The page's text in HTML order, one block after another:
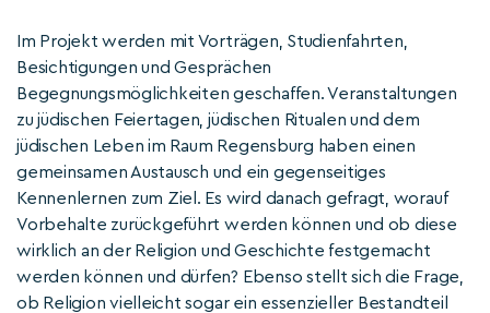
Im Projekt werden mit Vorträgen, Studienfahrten,
Besichtigungen und Gesprächen
Begegnungsmöglichkeiten geschaffen. Veranstaltungen
zu jüdischen Feiertagen, jüdischen Ritualen und dem
jüdischen Leben im Raum Regensburg haben einen
gemeinsamen Austausch und ein gegenseitiges
Kennenlernen zum Ziel. Es wird danach gefragt, worauf
Vorbehalte zurückgeführt werden können und ob diese
wirklich an der Religion und Geschichte festgemacht
werden können und dürfen? Ebenso stellt sich die Frage,
ob Religion vielleicht sogar ein essenzieller Bestandteil